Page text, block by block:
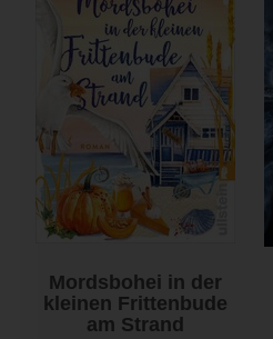
Mordsbohei in der
kleinen Frittenbude
am Strand